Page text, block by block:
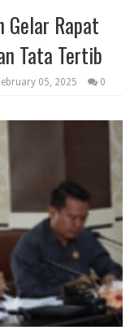
Gelar Rapat
Tata Tertib
05, 2025 0